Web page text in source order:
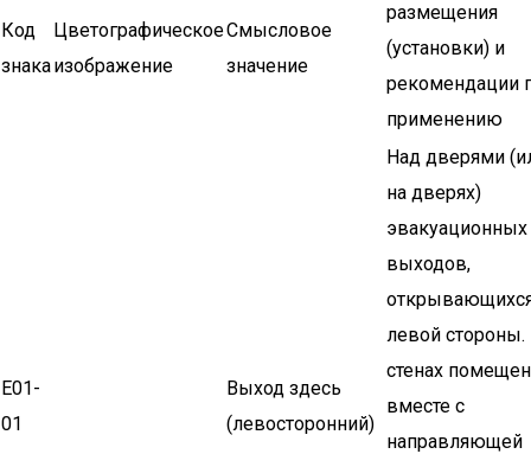
Код
знака
Цветографическое
изображение
Смысловое
значение
размещения
(установки) и
рекомендации
применению
Е01-
01
Выход здесь
(левосторонний)
Над дверями
на дверях)
эвакуационных
выходов,
левой стороны.
стенах
вместе с
направляющей